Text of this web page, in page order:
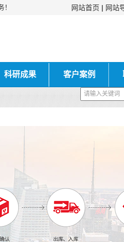
网站首页 | 网站
科研成果 客户案例